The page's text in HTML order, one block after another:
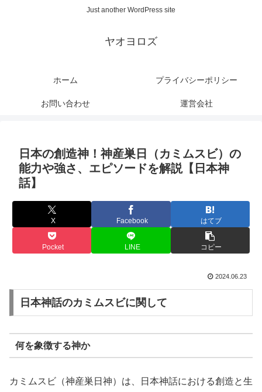
Just another WordPress site
ヤオヨロズ
ホーム プライバシーポリシー
お問い合わせ 運営会社
日本の創造神！神産巣日（カミムスビ）の
能力や強さ、エピソードを解説【日本神
話】
X Facebook はてブ
Pocket LINE コピー
2024.06.23
日本神話のカミムスビに関して
何を象徴する神か
カミムスビ（神産巣日神）は、日本神話における創造と生